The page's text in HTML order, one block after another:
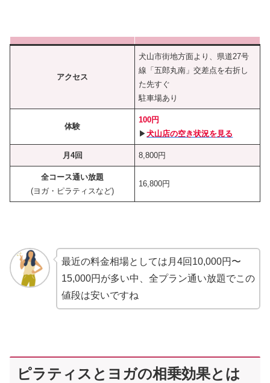
アクセス
犬山市街地方面より、県道27号
線「五郎丸南」交差点を右折し
た先すぐ
駐車場あり
体験
100円
▶︎犬山店の空き状況を見る
月4回 8,800円
全コース通い放題
(ヨガ・ピラティスなど)
16,800円
最近の料金相場としては月4回10,000円〜
15,000円が多い中、全プラン通い放題でこの
値段は安いですね
ピラティスとヨガの相乗効果とは